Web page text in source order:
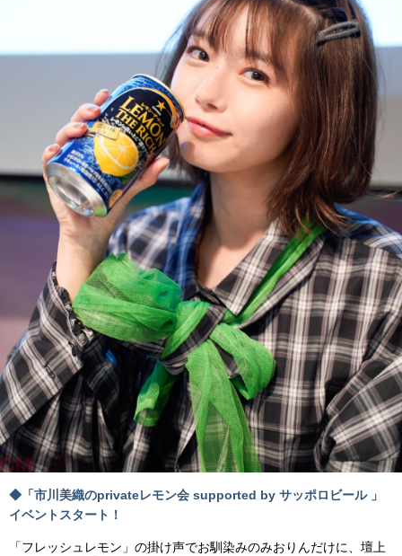
◆「市川美織のprivateレモン会 supported by サッポロビール 」
イベントスタート！
「フレッシュレモン」の掛け声でお馴染みのみおりんだけに、壇上